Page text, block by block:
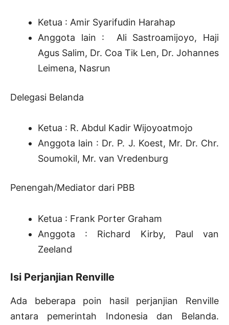
Ketua : Amir Syarifudin Harahap
Anggota lain : Ali Sastroamijoyo, Haji
Agus Salim, Dr. Coa Tik Len, Dr. Johannes
Leimena, Nasrun
Delegasi Belanda
Ketua : R. Abdul Kadir Wijoyoatmojo
Anggota lain : Dr. P. J. Koest, Mr. Dr. Chr.
Soumokil, Mr. van Vredenburg
Penengah/Mediator dari PBB
Ketua : Frank Porter Graham
Anggota : Richard Kirby, Paul van
Zeeland
Isi Perjanjian Renville
Ada beberapa poin hasil perjanjian Renville
antara pemerintah Indonesia dan Belanda.